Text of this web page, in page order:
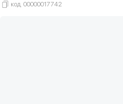
код 00000017742